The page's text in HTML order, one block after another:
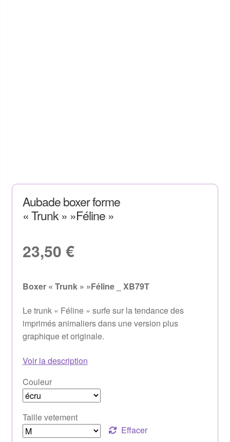
Aubade boxer forme
« Trunk » »Féline »
23,50 €
Boxer « Trunk » »Féline _ XB79T
Le trunk « Féline » surfe sur la tendance des
imprimés animaliers dans une version plus
graphique et originale.
Voir la description
Couleur
Taille vetement
Effacer